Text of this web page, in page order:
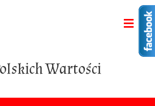
Wartości